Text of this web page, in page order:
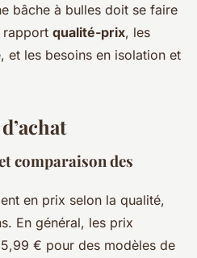
bâche à bulles doit se faire
rapport qualité-prix, les
et les besoins en isolation et
comparaison des
en prix selon la qualité,
En général, les prix
€ pour des modèles de